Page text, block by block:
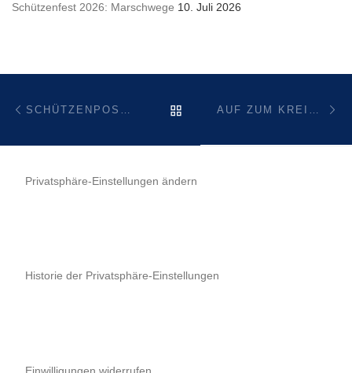
Schützenfest 2026: Marschwege 10. Juli 2026
BeitragsnavigationZURÜCK ZUR
Privatsphäre-Einstellungen ändern
Historie der Privatsphäre-Einstellungen